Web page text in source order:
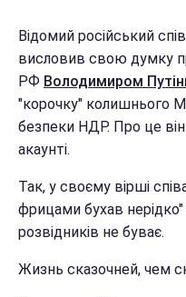
Відомий російський
висловив свою думку
РФ Володимиром
"корочку" колишнього
безпеки НДР. Про це
акаунті.
Так, у своєму вірші
фрицами бухав нерідко"
розвідників не буває.
Жизнь сказочней, чем